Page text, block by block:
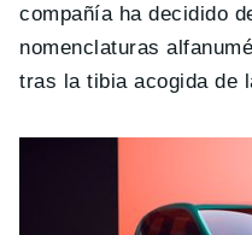
compañía ha decidido
nomenclaturas
tras la tibia acogida de